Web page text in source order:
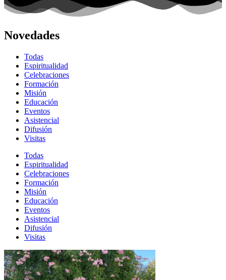
Novedades
Todas
Espiritualidad
Celebraciones
Formación
Misión
Educación
Eventos
Asistencial
Difusión
Visitas
Todas
Espiritualidad
Celebraciones
Formación
Misión
Educación
Eventos
Asistencial
Difusión
Visitas